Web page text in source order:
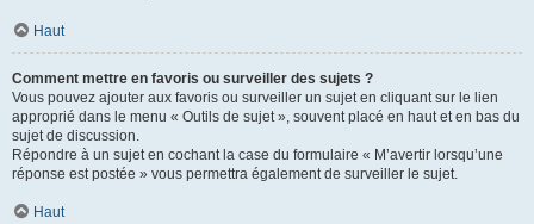
Haut
Comment mettre en favoris ou surveiller des sujets ?
Vous pouvez ajouter aux favoris ou surveiller un sujet en cliquant sur le lien
approprié dans le menu « Outils de sujet », souvent placé en haut et en bas du
sujet de discussion.
Répondre à un sujet en cochant la case du formulaire « M’avertir lorsqu’une
réponse est postée » vous permettra également de surveiller le sujet.
Haut